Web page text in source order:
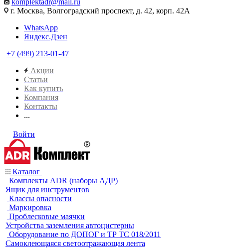
komplektadr@mail.ru
г. Москва, Волгоградский проспект, д. 42, корп. 42А
WhatsApp
Яндекс.Дзен
+7 (499) 213-01-47
Акции
Статьи
Как купить
Компания
Контакты
...
Войти
Каталог
Комплекты ADR (наборы АДР)
Ящик для инструментов
Классы опасности
Маркировка
Проблесковые маячки
Устройства заземления автоцистерны
Оборудование по ДОПОГ и ТР ТС 018/2011
Самоклеющаяся светоотражающая лента